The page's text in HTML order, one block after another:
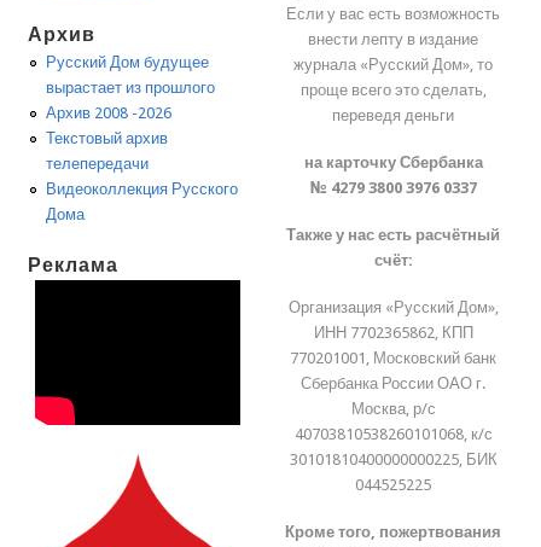
Архив
Русский Дом будущее
вырастает из прошлого
Архив 2008 -2026
Текстовый архив
телепередачи
Видеоколлекция Русского
Дома
Реклама
Если у вас есть возможность
внести лепту в издание
журнала «Русский Дом», то
проще всего это сделать,
переведя деньги
на карточку Сбербанка
№ 4279 3800 3976 0337
Также у нас есть расчётный
счёт:
Организация «Русский Дом»,
ИНН 7702365862, КПП
770201001, Московский банк
Сбербанка России ОАО г.
Москва, р/с
40703810538260101068, к/с
30101810400000000225, БИК
044525225
Кроме того, пожертвования